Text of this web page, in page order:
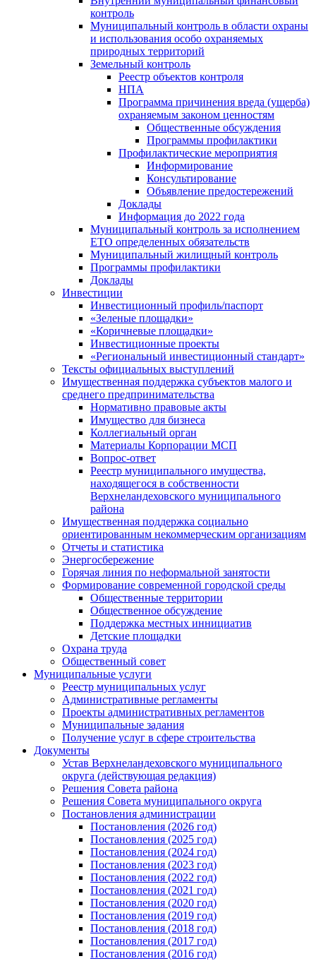
контроль
Муниципальный контроль в области охраны
и использования особо охраняемых
природных территорий
Земельный контроль
Реестр объектов контроля
НПА
Программа причинения вреда (ущерба)
охраняемым законом ценностям
Общественные обсуждения
Программы профилактики
Профилактические мероприятия
Информирование
Консультирование
Объявление предостережений
Доклады
Информация до 2022 года
Муниципальный контроль за исполнением
ЕТО определенных обязательств
Муниципальный жилищный контроль
Программы профилактики
Доклады
Инвестиции
Инвестиционный профиль/паспорт
«Зеленые площадки»
«Коричневые площадки»
Инвестиционные проекты
«Региональный инвестиционный стандарт»
Тексты официальных выступлений
Имущественная поддержка субъектов малого и
среднего предпринимательства
Нормативно правовые акты
Имущество для бизнеса
Коллегиальный орган
Материалы Корпорации МСП
Вопрос-ответ
Реестр муниципального имущества,
находящегося в собственности
Верхнеландеховского муниципального
района
Имущественная поддержка социально
ориентированным некоммерческим организациям
Отчеты и статистика
Энергосбережение
Горячая линия по неформальной занятости
Формирование современной городской среды
Общественные территории
Общественное обсуждение
Поддержка местных иннициатив
Детские площадки
Охрана труда
Общественный совет
Муниципальные услуги
Реестр муниципальных услуг
Административные регламенты
Проекты административных регламентов
Муниципальные задания
Получение услуг в сфере строительства
Документы
Устав Верхнеландеховского муниципального
округа (действующая редакция)
Решения Совета района
Решения Совета муниципального округа
Постановления администрации
Постановления (2026 год)
Постановления (2025 год)
Постановления (2024 год)
Постановления (2023 год)
Постановления (2022 год)
Постановления (2021 год)
Постановления (2020 год)
Постановления (2019 год)
Постановления (2018 год)
Постановления (2017 год)
Постановления (2016 год)